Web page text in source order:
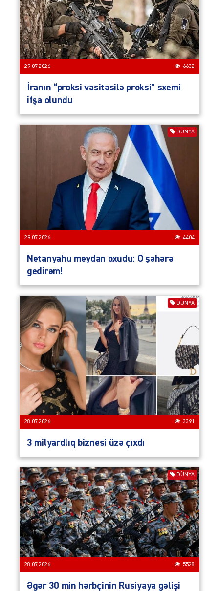
29.07.2026 6632
İranın “proksi vasitəsilə proksi” sxemi
ifşa olundu
DÜNYA
29.07.2026 4404
Netanyahu meydan oxudu: O şəhərə
gedirəm!
DÜNYA
28.07.2026 3391
3 milyardlıq biznesi üzə çıxdı
DÜNYA
28.07.2026 5528
Əgər 30 min hərbçinin Rusiyaya gəlişi